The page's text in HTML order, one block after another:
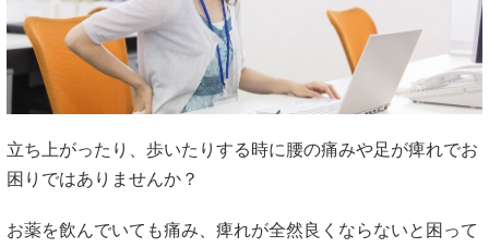
立ち上がったり、歩いたりする時に腰の痛みや足が痺れでお
困りではありませんか？
お薬を飲んでいても痛み、痺れが全然良くならないと困って